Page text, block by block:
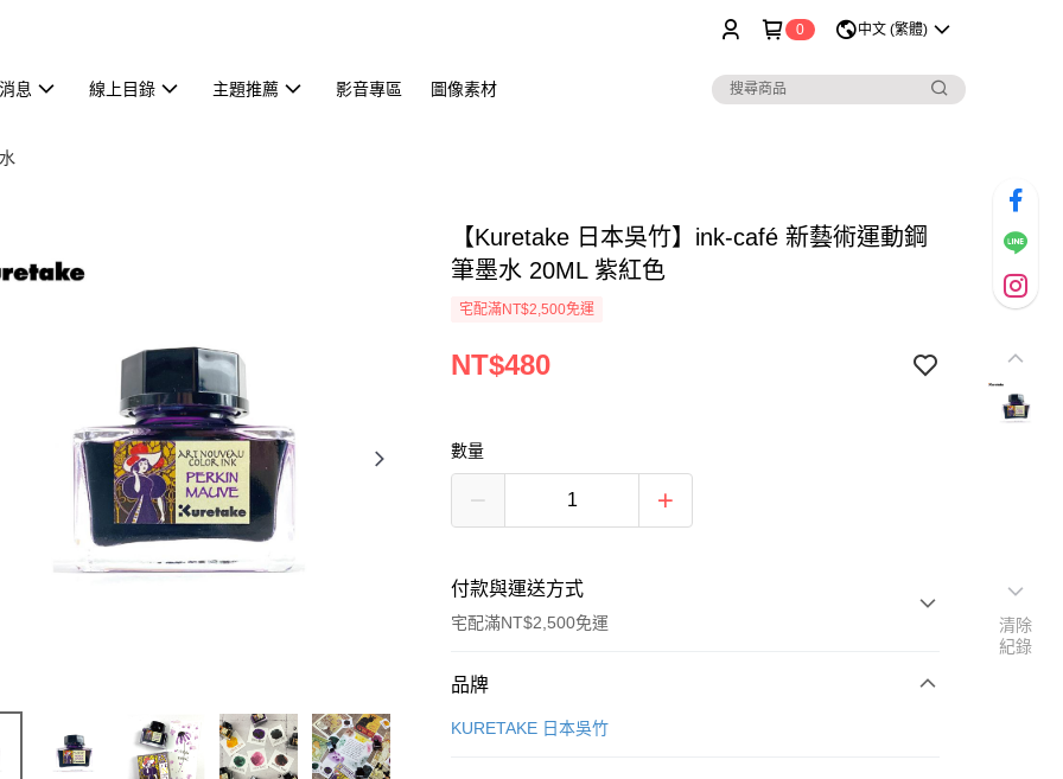
0 中文 (繁體)
息 線上目錄 主題推薦 影音專區 圖像素材
【Kuretake 日本吳竹】ink-café 新藝術運動鋼
筆墨水 20ML 紫紅色
宅配滿NT$2,500免運
NT$480
數量
付款與運送方式
宅配滿NT$2,500免運
付款方式
信用卡一次付款
品牌
KURETAKE 日本吳竹
清除
紀錄